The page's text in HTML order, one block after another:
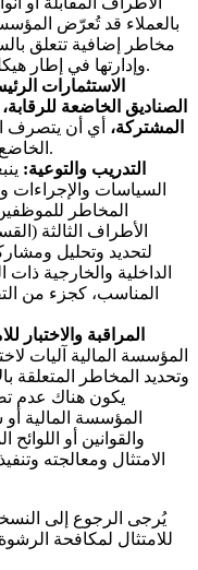
بالعملاء قد تُعرّض
مخاطر إضافية تتعلق
وإدارتها في إطار هيكل حوكمة مناسب (القسم 6).
الاستثمارات
الصناديق الخاضعة
المشتركة، أي أن يتصرف
الخاضع للرقابة نيابة عنه (القسم 7).
التدريب والتوعية:
السياسات والإجراءات
المخاطر
لتحديد وتحليل
الداخلية والخارجية
المناسب، كجزء من
المراقبة والاختبار
المؤسسة المالية آليات
وتحديد المخاطر المتعلقة
يكون هناك عدم
المؤسسة المالية
والقوانين أو
الامتثال ومعالجته
يُرجى الرجوع إلى